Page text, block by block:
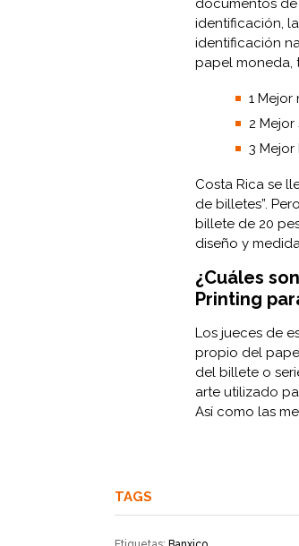
documentos
identificación, la
identificación
papel moneda,
1 Mejor
2
3
Costa Rica se
de billetes”.
billete de 20
diseño y
¿Cuáles
Printing
Los jueces de
propio del
del billete o
arte utilizado
Así como las
TAGS